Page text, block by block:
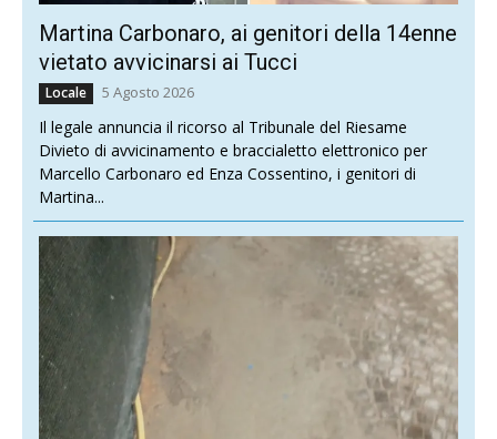
Martina Carbonaro, ai genitori della 14enne
vietato avvicinarsi ai Tucci
Locale 5 Agosto 2026
Il legale annuncia il ricorso al Tribunale del Riesame
Divieto di avvicinamento e braccialetto elettronico per
Marcello Carbonaro ed Enza Cossentino, i genitori di
Martina...